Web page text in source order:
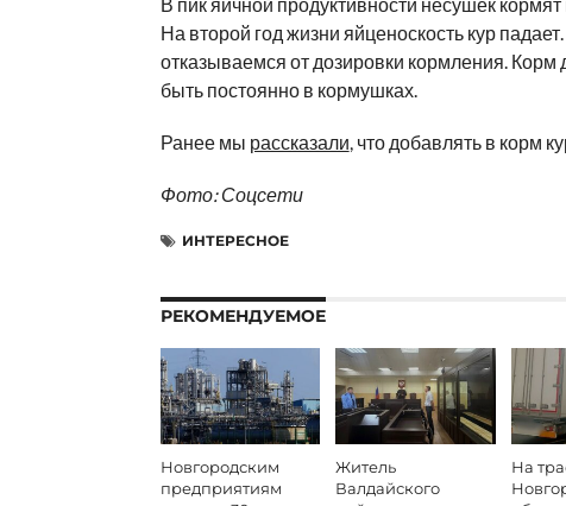
В пик яичной продуктивности несушек
На второй год жизни яйценоскость кур
отказываемся от дозировки кормления. Корм
быть постоянно в кормушках.
Ранее мы рассказали, что добавлять в корм
Фото: Соцсети
ИНТЕРЕСНОЕ
РЕКОМЕНДУЕМОЕ
Новгородским
предприятиям
Житель
Валдайского
На